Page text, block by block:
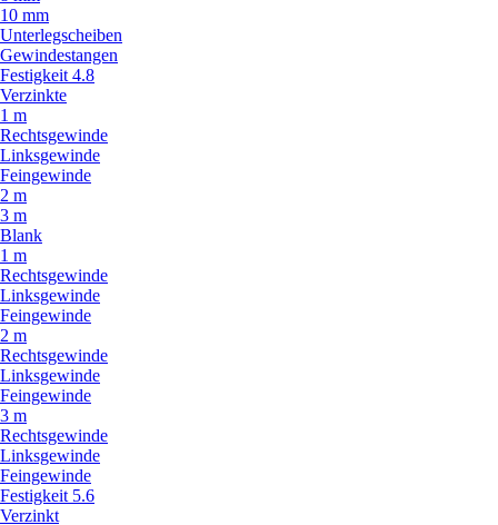
10 mm
Unterlegscheiben
Gewindestangen
Festigkeit 4.8
Verzinkte
1 m
Rechtsgewinde
Linksgewinde
Feingewinde
2 m
3 m
Blank
1 m
Rechtsgewinde
Linksgewinde
Feingewinde
2 m
Rechtsgewinde
Linksgewinde
Feingewinde
3 m
Rechtsgewinde
Linksgewinde
Feingewinde
Festigkeit 5.6
Verzinkt